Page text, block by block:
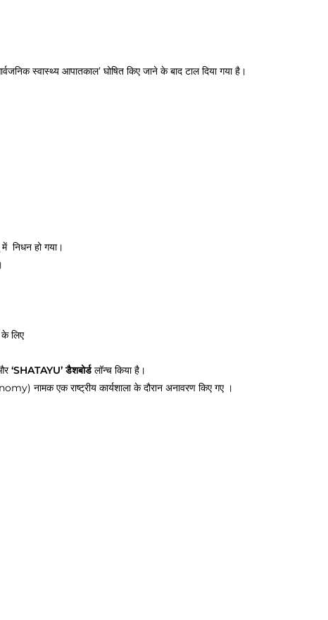
स्वास्थ्य आपातकाल’ घोषित किए जाने के बाद टाल दिया गया है।
निधन हो गया।
लिए
‘SHATAYU’ डैशबोर्डलॉन्च किया है।
नामक एक राष्ट्रीय कार्यशाला के दौरान अनावरण किए गए ।